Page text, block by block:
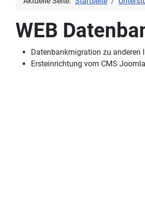
WEB
Datenbankmigration zu anderen
Ersteinrichtung vom CMS Joomla